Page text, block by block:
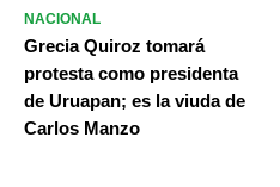
NACIONAL
Grecia Quiroz tomará
protesta como presidenta
de Uruapan; es la viuda de
Carlos Manzo